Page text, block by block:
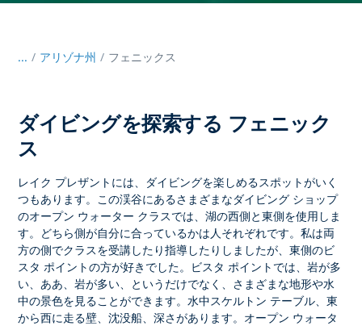
... / アリゾナ州 フェニックス
ダイビングを探索する フェニック
ス
レイク プレザントには、ダイビングを楽しめるスポットがいく
つもあります。この渓谷にあるさまざまなダイビング ショップ
のオープン ウォーター クラスでは、湖の西側と東側を使用しま
す。どちら側が自分に合っているかは人それぞれです。私は両
方の側でクラスを受講したり指導したりしましたが、東側のビ
スタ ポイントの方が好きでした。ビスタ ポイントでは、岩が多
い、ああ、岩が多い、というだけでなく、さまざまな地形や水
中の景色を見ることができます。水中スケルトン テーブル、東
から西に走る壁、沈没船、深さがあります。オープン ウォータ